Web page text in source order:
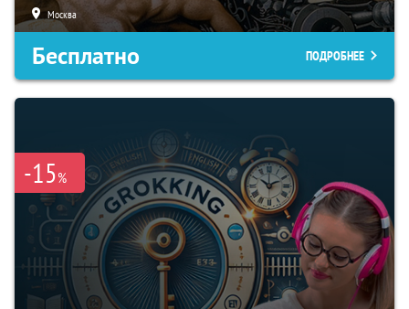
Москва
Бесплатно ПОДРОБНЕЕ
-15%